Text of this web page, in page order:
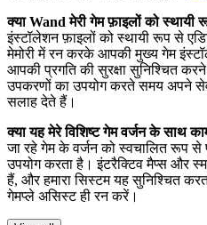
क्या Wand मेरी गेम फ़ाइलों को स्थायी
इंस्टॉलेशन फ़ाइलों को स्थायी रूप से
मेमोरी में रन करके आपकी मुख्य गेम
आपकी प्रगति की सुरक्षा सुनिश्चित
उपकरणों का उपयोग करते समय अपने
सलाह देते हैं।
क्या यह मेरे विशिष्ट गेम वर्जन के साथ
जा रहे गेम के वर्जन को स्वचालित रूप
उपयोग करता है। इंटरैक्टिव मैप्स और
हैं, और हमारा सिस्टम यह सुनिश्चित
गेमप्ले असिस्ट ही रन करें।